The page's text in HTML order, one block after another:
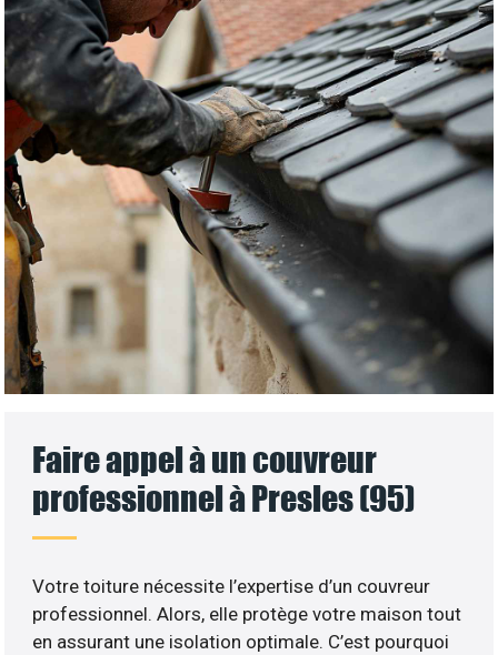
Faire appel à un couvreur
professionnel à Presles (95)
Votre toiture nécessite l’expertise d’un couvreur
professionnel. Alors, elle protège votre maison tout
en assurant une isolation optimale. C’est pourquoi